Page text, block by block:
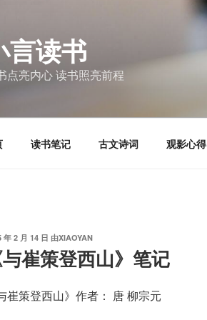
言读书
点亮内心 读书照亮前程
读书笔记 古文诗词 观影心得
年 2 月 14 日 由XIAOYAN
与崔策登西山》笔记
崔策登西山》作者： 唐 柳宗元